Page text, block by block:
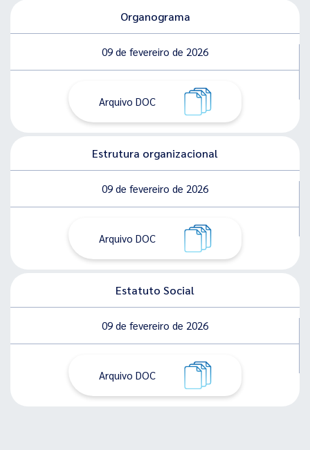
Organograma
09 de fevereiro de 2026
Arquivo DOC
Estrutura organizacional
09 de fevereiro de 2026
Arquivo DOC
Estatuto Social
09 de fevereiro de 2026
Arquivo DOC